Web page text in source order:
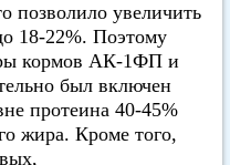
позволило увеличить
18-22%. Поэтому
кормов АК-1ФП и
был включен
протеина 40-45%
жира. Кроме того,